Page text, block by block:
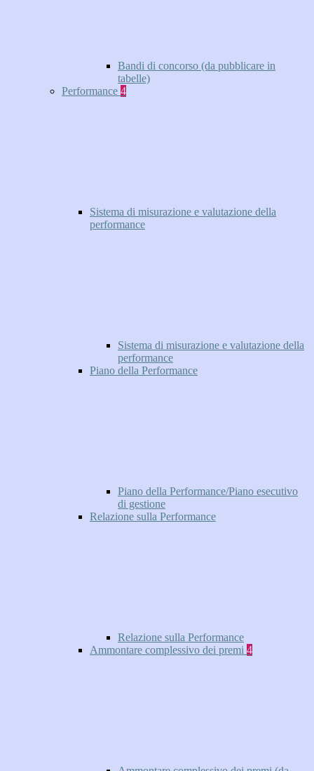
Bandi di concorso (da pubblicare in
tabelle)
Performance 4
Sistema di misurazione e valutazione della
performance
Sistema di misurazione e valutazione della
performance
Piano della Performance
Piano della Performance/Piano esecutivo
di gestione
Relazione sulla Performance
Relazione sulla Performance
Ammontare complessivo dei premi 4